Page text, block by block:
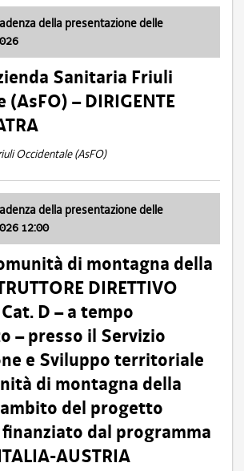
della presentazione delle
Sanitaria Friuli
– DIRIGENTE
Occidentale (AsFO)
della presentazione delle
12:00
di montagna della
DIRETTIVO
D – a tempo
– presso il Servizio
e Sviluppo territoriale
di montagna della
del progetto
finanziato dal programma
AUSTRIA